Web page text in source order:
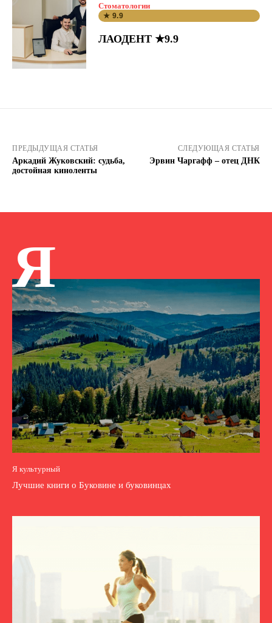
Стоматологии
★ 9.9
ЛАОДЕНТ ★9.9
ПРЕДЫДУЩАЯ СТАТЬЯ
Аркадий Жуковский: судьба,
достойная киноленты
СЛЕДУЮЩАЯ СТАТЬЯ
Эрвин Чаргафф – отец ДНК
Я
Я культурный
Лучшие книги о Буковине и буковинцах